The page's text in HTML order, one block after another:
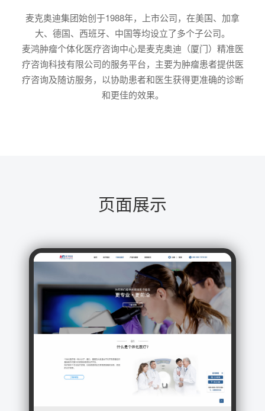
麦克奥迪集团始创于1988年，上市公司，在美国、加拿
大、德国、西班牙、中国等均设立了多个子公司。
麦鸿肿瘤个体化医疗咨询中心是麦克奥迪（厦门）精准医
疗咨询科技有限公司的服务平台，主要为肿瘤患者提供医
疗咨询及随访服务，以协助患者和医生获得更准确的诊断
和更佳的效果。
页面展示